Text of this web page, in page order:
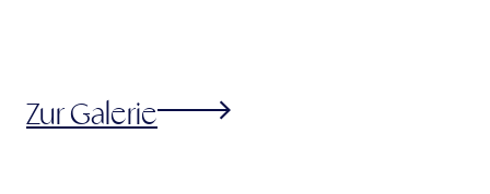
Zur Galerie